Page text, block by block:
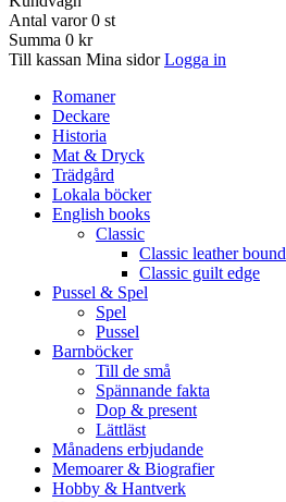
Antal varor 0 st
Summa 0 kr
Till kassan Mina sidor Logga in
Romaner
Deckare
Historia
Mat & Dryck
Trädgård
Lokala böcker
English books
Classic
Classic leather bound
Classic guilt edge
Pussel & Spel
Spel
Pussel
Barnböcker
Till de små
Spännande fakta
Dop & present
Lättläst
Månadens erbjudande
Memoarer & Biografier
Hobby & Hantverk